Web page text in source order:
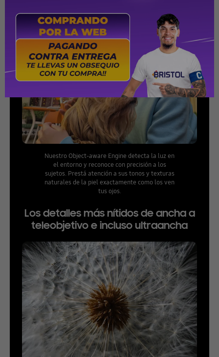
Lucí lo mejor posible en cada luz
Nuestro Object-aware Engine detecta la luz en
el entorno y reconoce con precisión a los
sujetos. Prestá atención a sus tonos y texturas
naturales de la piel exactamente como los ven
tus ojos.
Los detalles más nítidos de ancha a
teleobjetivo e incluso ultraancha